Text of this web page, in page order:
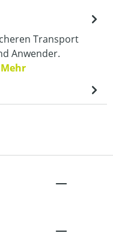
Transport
Anwender.
Mehr